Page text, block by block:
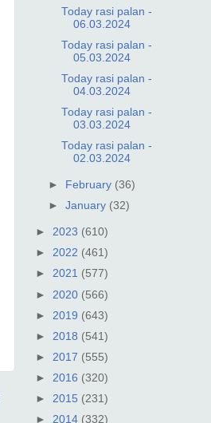
Today rasi palan -
06.03.2024
Today rasi palan -
05.03.2024
Today rasi palan -
04.03.2024
Today rasi palan -
03.03.2024
Today rasi palan -
02.03.2024
► February (36)
► January (32)
► 2023 (610)
► 2022 (461)
► 2021 (577)
► 2020 (566)
► 2019 (643)
► 2018 (541)
► 2017 (555)
► 2016 (320)
► 2015 (231)
► 2014 (332)